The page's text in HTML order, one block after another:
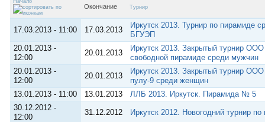
Окончание Турнир
17.03.2013 - 11:00 17.03.2013
Иркутск 2013. Турнир по пирамиде
БГУЭП
20.01.2013 -
12:00
20.01.2013
Иркутск 2013. Закрытый турнир
свободной пирамиде среди мужчин
20.01.2013 -
12:00
20.01.2013
Иркутск 2013. Закрытый турнир
пулу-9 среди женщин
13.01.2013 - 11:00
13.01.2013
ЛЛБ 2013. Иркутск. Пирамида № 5
30.12.2012 -
12:00
31.12.2012 Иркутск 2012. Новогодний турнир